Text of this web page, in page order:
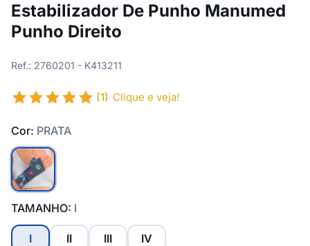
Estabilizador De Punho Manumed
Punho Direito
Ref.: 2760201 - K413211
(1) Clique e veja!
Cor: PRATA
TAMANHO: I
I II III IV